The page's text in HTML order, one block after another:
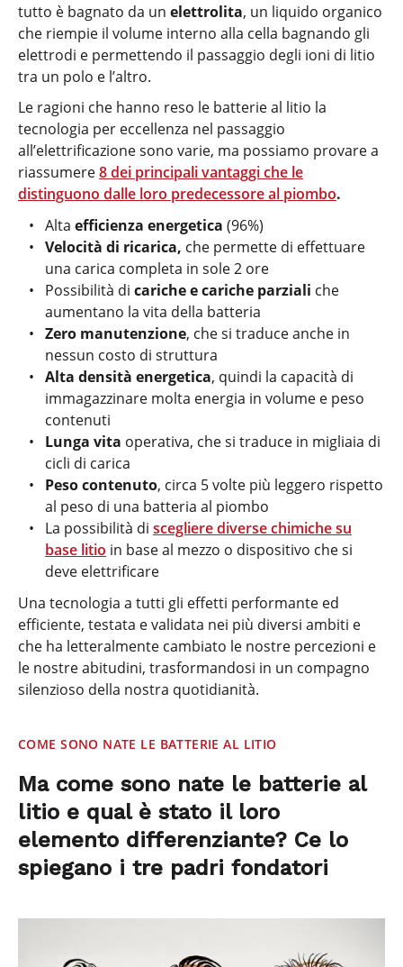
tutto è bagnato da un elettrolita, un liquido organico
che riempie il volume interno alla cella bagnando gli
elettrodi e permettendo il passaggio degli ioni di litio
tra un polo e l’altro.
Le ragioni che hanno reso le batterie al litio la
tecnologia per eccellenza nel passaggio
all’elettrificazione sono varie, ma possiamo provare a
riassumere8 dei principali vantaggi che le
distinguono dalle loro predecessore al piombo.
Alta efficienza energetica (96%)
Velocità di ricarica, che permette di effettuare
una carica completa in sole 2 ore
Possibilità di cariche e cariche parziali che
aumentano la vita della batteria
Zero manutenzione, che si traduce anche in
nessun costo di struttura
Alta densità energetica, quindi la capacità di
immagazzinare molta energia in volume e peso
contenuti
Lunga vita operativa, che si traduce in migliaia di
cicli di carica
Peso contenuto, circa 5 volte più leggero rispetto
al peso di una batteria al piombo
La possibilità di scegliere diverse chimiche su
base litio in base al mezzo o dispositivo che si
deve elettrificare
Una tecnologia a tutti gli effetti performante ed
efficiente, testata e validata nei più diversi ambiti e
che ha letteralmente cambiato le nostre percezioni e
le nostre abitudini, trasformandosi in un compagno
silenzioso della nostra quotidianità.
COME SONO NATE LE BATTERIE AL LITIO
Ma come sono nate le batterie al
litio e qual è stato il loro
elemento differenziante? Ce lo
spiegano i tre padri fondatori